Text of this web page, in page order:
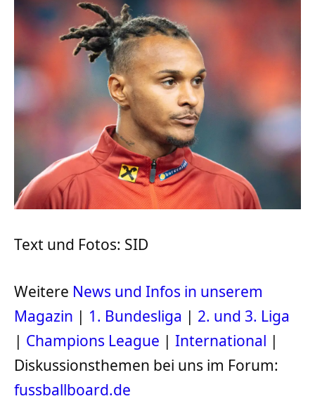
Text und Fotos: SID
Weitere News und Infos in unserem
Magazin | 1. Bundesliga | 2. und 3. Liga
| Champions League | International |
Diskussionsthemen bei uns im Forum:
fussballboard.de